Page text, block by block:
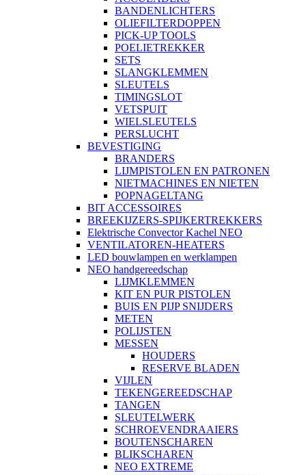
BANDENLICHTERS
OLIEFILTERDOPPEN
PICK-UP TOOLS
POELIETREKKER
SETS
SLANGKLEMMEN
SLEUTELS
TIMINGSLOT
VETSPUIT
WIELSLEUTELS
PERSLUCHT
BEVESTIGING
BRANDERS
LIJMPISTOLEN EN PATRONEN
NIETMACHINES EN NIETEN
POPNAGELTANG
BIT ACCESSOIRES
BREEKIJZERS-SPIJKERTREKKERS
Elektrische Convector Kachel NEO
VENTILATOREN-HEATERS
LED bouwlampen en werklampen
NEO handgereedschap
LIJMKLEMMEN
KIT EN PUR PISTOLEN
BUIS EN PIJP SNIJDERS
METEN
POLIJSTEN
MESSEN
HOUDERS
RESERVE BLADEN
VIJLEN
TEKENGEREEDSCHAP
TANGEN
SLEUTELWERK
SCHROEVENDRAAIERS
BOUTENSCHAREN
BLIKSCHAREN
NEO EXTREME